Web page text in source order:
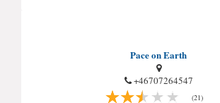
Pace on Earth
+46707264547
(21)